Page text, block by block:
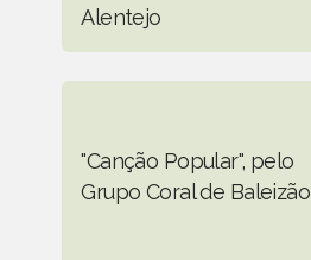
Alentejo
"Canção Popular", pelo
Grupo Coral de Baleizão